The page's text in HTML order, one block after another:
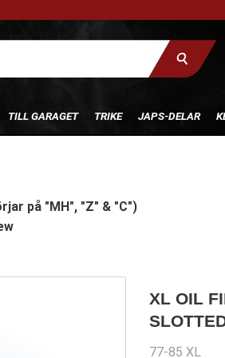
TILL GARAGET TRIKE JAPS-DELAR
på "MH", "Z" & "C")
XL OIL
77-85 XL